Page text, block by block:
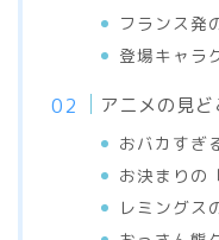
フランス発
登場キャラ
アニメの見ど
おバカすぎ
お決まりの
レミングス